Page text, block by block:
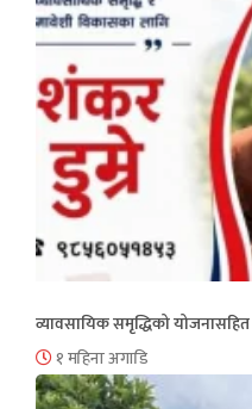
व्यावसायिक समृद्धिको
१ महिना अगाडि